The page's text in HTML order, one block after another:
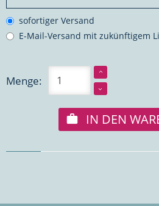
sofortiger Versand
E-Mail-Versand mit zukünftigem
Menge:
IN DEN